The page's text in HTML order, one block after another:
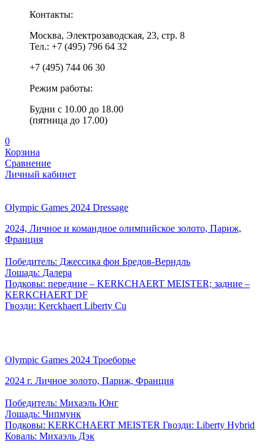
Контакты:
Москва, Электрозаводская, 23, стр. 8
Тел.: +7 (495) 796 64 32
+7 (495) 744 06 30
Режим работы:
Будни с 10.00 до 18.00
(пятница до 17.00)
0
Корзина
Сравнение
Личный кабинет
Olympic Games 2024 Dressage
2024, Личное и командное олимпийское золото, Париж,
Франция
Победитель: Джессика фон Бредов-Верндль
Лошадь: Далера
Подковы: передние – KERKCHAERT MEISTER; задние –
KERKCHAERT DF
Гвозди: Kerckhaert Liberty Cu
Olympic Games 2024 Троеборье
2024 г. Личное золото, Париж, Франция
Победитель: Михаэль Юнг
Лошадь: Чипмунк
Подковы: KERKCHAERT MEISTER Гвозди: Liberty Hybrid
Коваль: Михаэль Дэк